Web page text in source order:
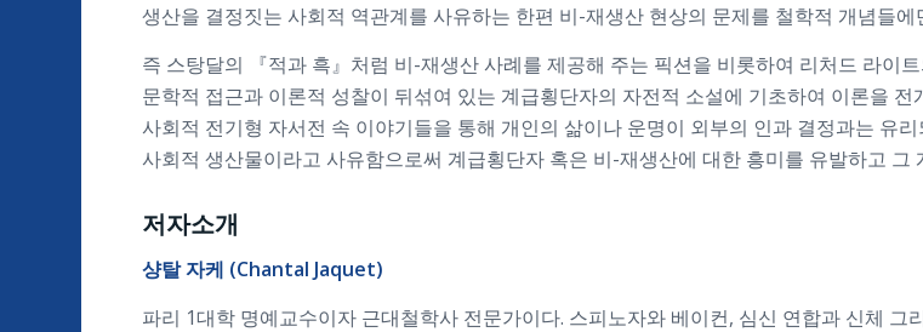
생산을 결정짓는 사회적 역관계를 사유하는 한편 비-재생산 현상의 문제를 철학적 개념들
즉 스탕달의 『적과 흑』처럼 비-재생산 사례를 제공해 주는 픽션을 비롯하여 리처드 라이
문학적 접근과 이론적 성찰이 뒤섞여 있는 계급횡단자의 자전적 소설에 기초하여 이론을
사회적 전기형 자서전 속 이야기들을 통해 개인의 삶이나 운명이 외부의 인과 결정과는 유
사회적 생산물이라고 사유함으로써 계급횡단자 혹은 비-재생산에 대한 흥미를 유발하고 그
저자소개
샹탈자케 (Chantal Jaquet)
파리 1대학 명예교수이자 근대철학사 전문가이다. 스피노자와 베이컨, 심신 연합과 신체